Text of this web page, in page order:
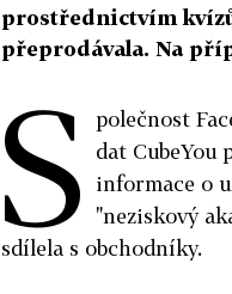
prostřednictvím
přeprodávala. Na
S
polečnost
dat CubeYou
informace o
"neziskový
sdílela s obchodníky.